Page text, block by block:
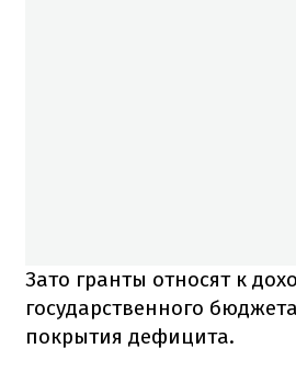
Зато гранты относят к
государственного
покрытия дефицита.